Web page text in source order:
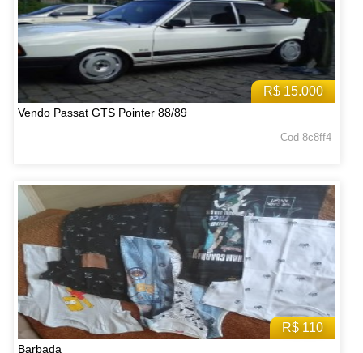
R$ 15.000
Vendo Passat GTS Pointer 88/89
Cod 8c8ff4
R$ 110
Barbada